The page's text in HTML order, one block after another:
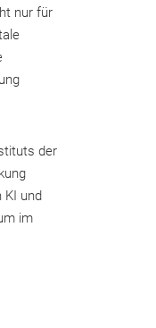
nur für
der
KI und
im